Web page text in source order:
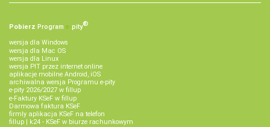
Pobierz Program e‑pity®
wersja dla Windows
wersja dla Mac OS
wersja dla Linux
wersja PIT przez internet online
aplikacje mobilne Android, iOS
archiwalna wersja Programu e-pity
e-pity 2026/2027 w fillup
e‑Faktury KSeF w fillup
Darmowa faktura KSeF
firmly aplikacja KSeF na telefon
fillup | k24 - KSeF w biurze rachunkowym